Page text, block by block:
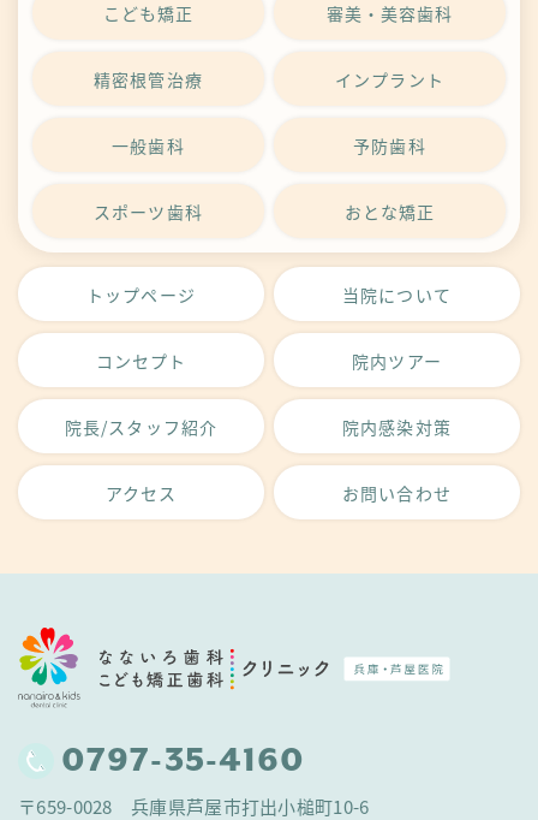
こども矯正 審美・美容歯科
精密根管治療 インプラント
一般歯科 予防歯科
スポーツ歯科 おとな矯正
トップページ 当院について
コンセプト 院内ツアー
院長/スタッフ紹介 院内感染対策
アクセス お問い合わせ
0797-35-4160
〒659-0028 兵庫県芦屋市打出小槌町10-6